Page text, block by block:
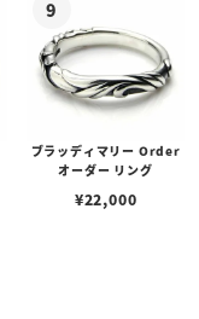
ブラッディマリー Order
オーダー リング
¥22,000